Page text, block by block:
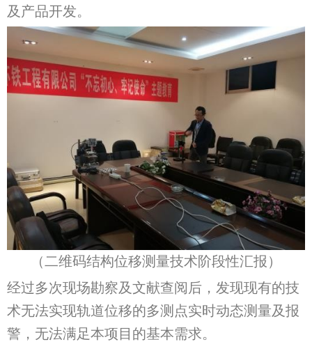
及产品开发。
（二维码结构位移测量技术阶段性汇报）
经过多次现场勘察及文献查阅后，发现现有的技
术无法实现轨道位移的多测点实时动态测量及报
警，无法满足本项目的基本需求。